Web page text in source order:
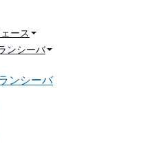
ース
ンシーバ
ンシーバ